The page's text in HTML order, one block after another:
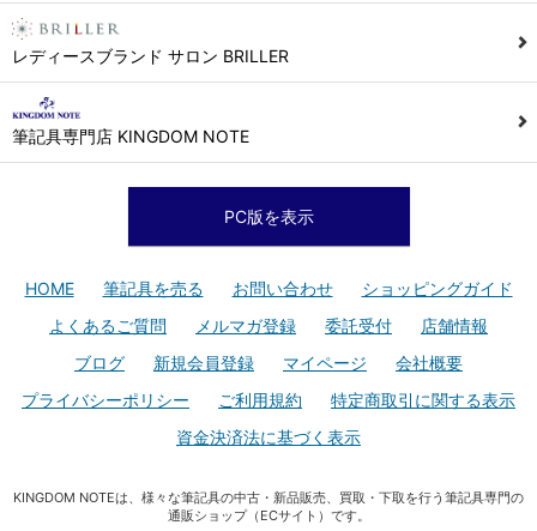
レディースブランド サロン BRILLER
筆記具専門店 KINGDOM NOTE
PC版を表示
HOME 筆記具を売る お問い合わせ
ショッピングガイド
よくあるご質問
メルマガ登録 委託受付
店舗情報
ブログ
新規会員登録 マイページ
会社概要
プライバシーポリシー
ご利用規約
特定商取引に関する表示
資金決済法に基づく表示
KINGDOM NOTEは、様々な筆記具の中古・新品販売、買取・下取を行う筆記具専門の
通販ショップ（ECサイト）です。